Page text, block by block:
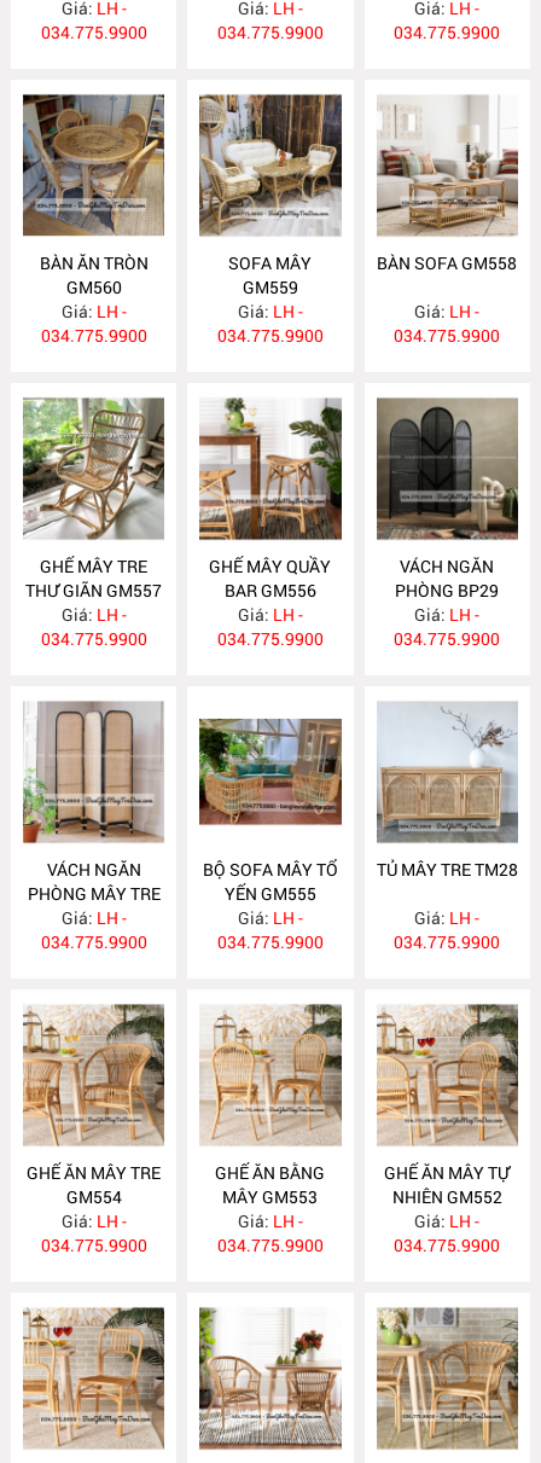
Giá: LH -
034.775.9900
Giá: LH -
034.775.9900
Giá: LH -
034.775.9900
BÀN ĂN TRÒN
GM560
Giá: LH -
034.775.9900
SOFA MÂY
GM559
Giá: LH -
034.775.9900
BÀN SOFA GM558
Giá: LH -
034.775.9900
GHẾ MÂY TRE
THƯ GIÃN GM557
Giá: LH -
034.775.9900
GHẾ MÂY QUẦY
BAR GM556
Giá: LH -
034.775.9900
VÁCH NGĂN
PHÒNG BP29
Giá: LH -
034.775.9900
VÁCH NGĂN
PHÒNG MÂY TRE
BP28
Giá: LH -
034.775.9900
BỘ SOFA MÂY TỔ
YẾN GM555
Giá: LH -
034.775.9900
TỦ MÂY TRE TM28
Giá: LH -
034.775.9900
GHẾ ĂN MÂY TRE
GM554
Giá: LH -
034.775.9900
GHẾ ĂN BẰNG
MÂY GM553
Giá: LH -
034.775.9900
GHẾ ĂN MÂY TỰ
NHIÊN GM552
Giá: LH -
034.775.9900